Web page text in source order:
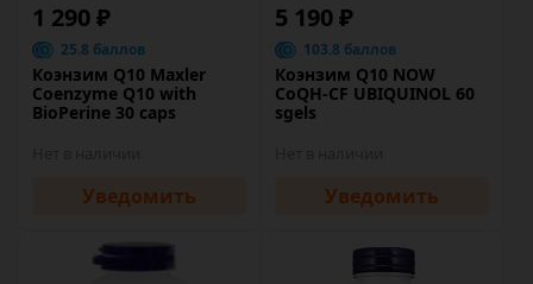
1 290 ₽
25.8 баллов
Коэнзим Q10 Maxler
Coenzyme Q10 with
BioPerine 30 caps
Уведомить
5 190 ₽
103.8 баллов
Коэнзим Q10 NOW
CoQH-CF UBIQUINOL 60
sgels
Уведомить